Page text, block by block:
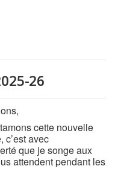
26
cette nouvelle
c’est avec
que je songe aux
attendent pendant les